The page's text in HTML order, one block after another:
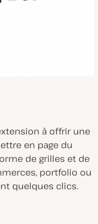
à offrir une
en page du
de grilles et de
portfolio ou
quelques clics.